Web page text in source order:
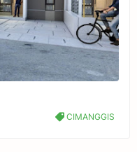
CIMANGGIS